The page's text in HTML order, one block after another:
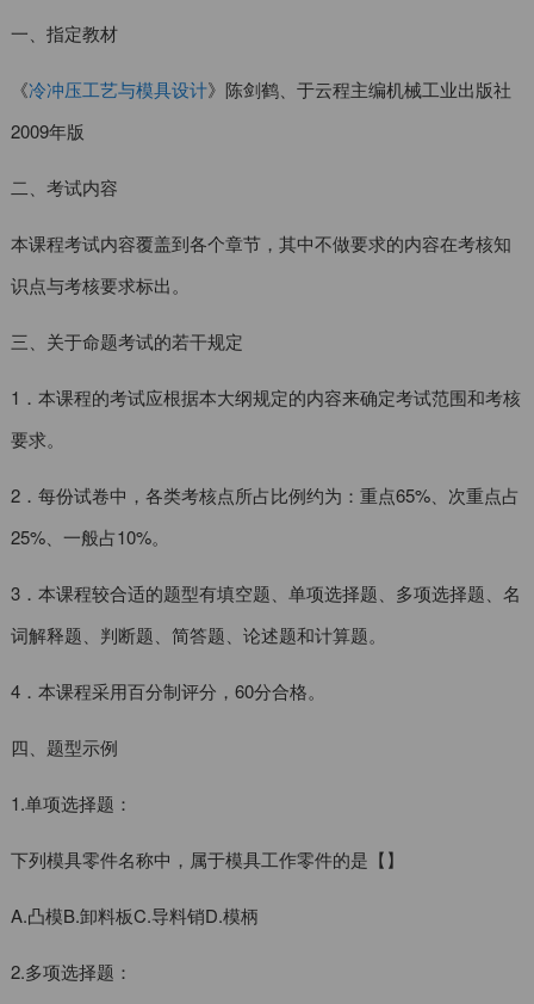
一、指定教材
《冷冲压工艺与模具设计》陈剑鹤、于云程主编机械工业出版社
2009年版
二、考试内容
本课程考试内容覆盖到各个章节，其中不做要求的内容在考核知
识点与考核要求标出。
三、关于命题考试的若干规定
1．本课程的考试应根据本大纲规定的内容来确定考试范围和考核
要求。
2．每份试卷中，各类考核点所占比例约为：重点65%、次重点占
25%、一般占10%。
3．本课程较合适的题型有填空题、单项选择题、多项选择题、名
词解释题、判断题、简答题、论述题和计算题。
4．本课程采用百分制评分，60分合格。
四、题型示例
1.单项选择题：
下列模具零件名称中，属于模具工作零件的是【】
A.凸模B.卸料板C.导料销D.模柄
2.多项选择题：